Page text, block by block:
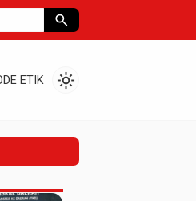
search
ETIK light_mode